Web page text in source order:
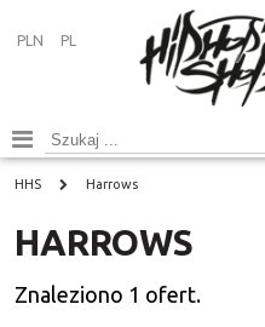
PLN PL
HHS Harrows
HARROWS
Znaleziono 1 ofert.